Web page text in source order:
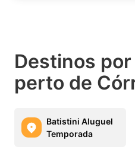
Destinos
perto de
Batistini Aluguel
Temporada